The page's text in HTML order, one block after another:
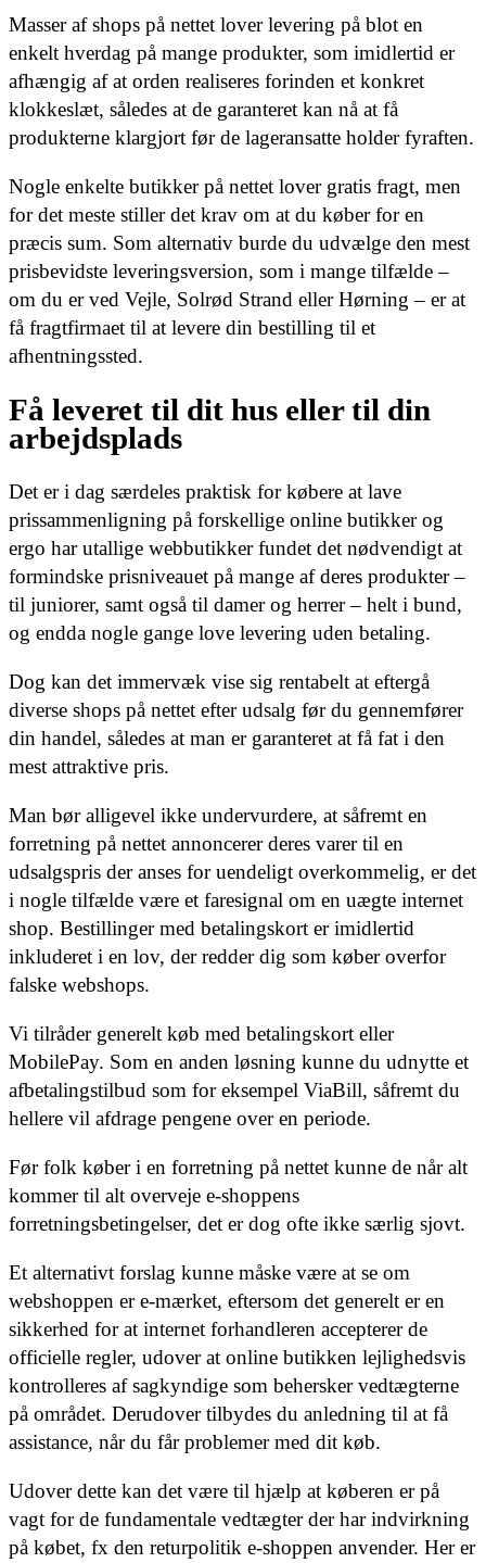
Masser af shops på nettet lover levering på blot en
enkelt hverdag på mange produkter, som imidlertid er
afhængig af at orden realiseres forinden et konkret
klokkeslæt, således at de garanteret kan nå at få
produkterne klargjort før de lageransatte holder fyraften.
Nogle enkelte butikker på nettet lover gratis fragt, men
for det meste stiller det krav om at du køber for en
præcis sum. Som alternativ burde du udvælge den mest
prisbevidste leveringsversion, som i mange tilfælde –
om du er ved Vejle, Solrød Strand eller Hørning – er at
få fragtfirmaet til at levere din bestilling til et
afhentningssted.
Få leveret til dit hus eller til din
arbejdsplads
Det er i dag særdeles praktisk for købere at lave
prissammenligning på forskellige online butikker og
ergo har utallige webbutikker fundet det nødvendigt at
formindske prisniveauet på mange af deres produkter –
til juniorer, samt også til damer og herrer – helt i bund,
og endda nogle gange love levering uden betaling.
Dog kan det immervæk vise sig rentabelt at eftergå
diverse shops på nettet efter udsalg før du gennemfører
din handel, således at man er garanteret at få fat i den
mest attraktive pris.
Man bør alligevel ikke undervurdere, at såfremt en
forretning på nettet annoncerer deres varer til en
udsalgspris der anses for uendeligt overkommelig, er det
i nogle tilfælde være et faresignal om en uægte internet
shop. Bestillinger med betalingskort er imidlertid
inkluderet i en lov, der redder dig som køber overfor
falske webshops.
Vi tilråder generelt køb med betalingskort eller
MobilePay. Som en anden løsning kunne du udnytte et
afbetalingstilbud som for eksempel ViaBill, såfremt du
hellere vil afdrage pengene over en periode.
Før folk køber i en forretning på nettet kunne de når alt
kommer til alt overveje e-shoppens
forretningsbetingelser, det er dog ofte ikke særlig sjovt.
Et alternativt forslag kunne måske være at se om
webshoppen er e-mærket, eftersom det generelt er en
sikkerhed for at internet forhandleren accepterer de
officielle regler, udover at online butikken lejlighedsvis
kontrolleres af sagkyndige som behersker vedtægterne
på området. Derudover tilbydes du anledning til at få
assistance, når du får problemer med dit køb.
Udover dette kan det være til hjælp at køberen er på
vagt for de fundamentale vedtægter der har indvirkning
på købet, fx den returpolitik e-shoppen anvender. Her er